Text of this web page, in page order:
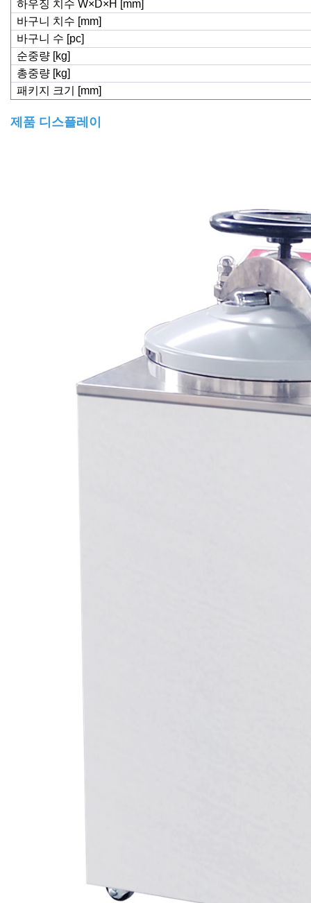
하우징 치수 W×D×H [mm]
바구니 치수 [mm]
바구니 수 [pc]
순중량 [kg]
총중량 [kg]
패키지 크기 [mm]
제품 디스플레이